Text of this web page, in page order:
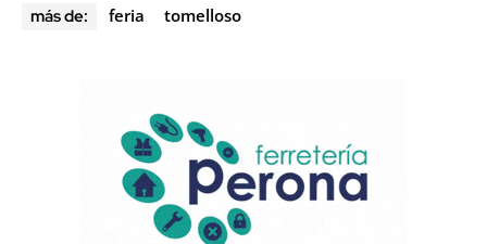
más de: feria tomelloso